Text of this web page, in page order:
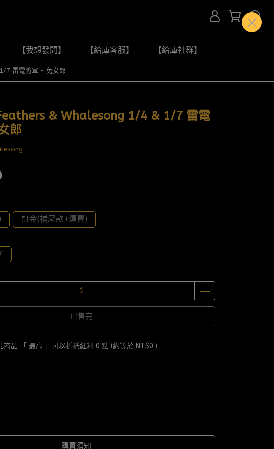
【我想發問】 【給庫客服】 【給庫社群】
7 雷電將軍 - 兔女郎
Feathers & Whalesong 1/4 & 1/7 雷電
郎
訂金(補尾款+運費)
已售完
商品 「 最高 」可以折抵紅利 0 點 (約等於 NT$0 )
購買須知